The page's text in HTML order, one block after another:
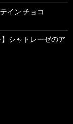
イン チョコ
シャトレーゼのア